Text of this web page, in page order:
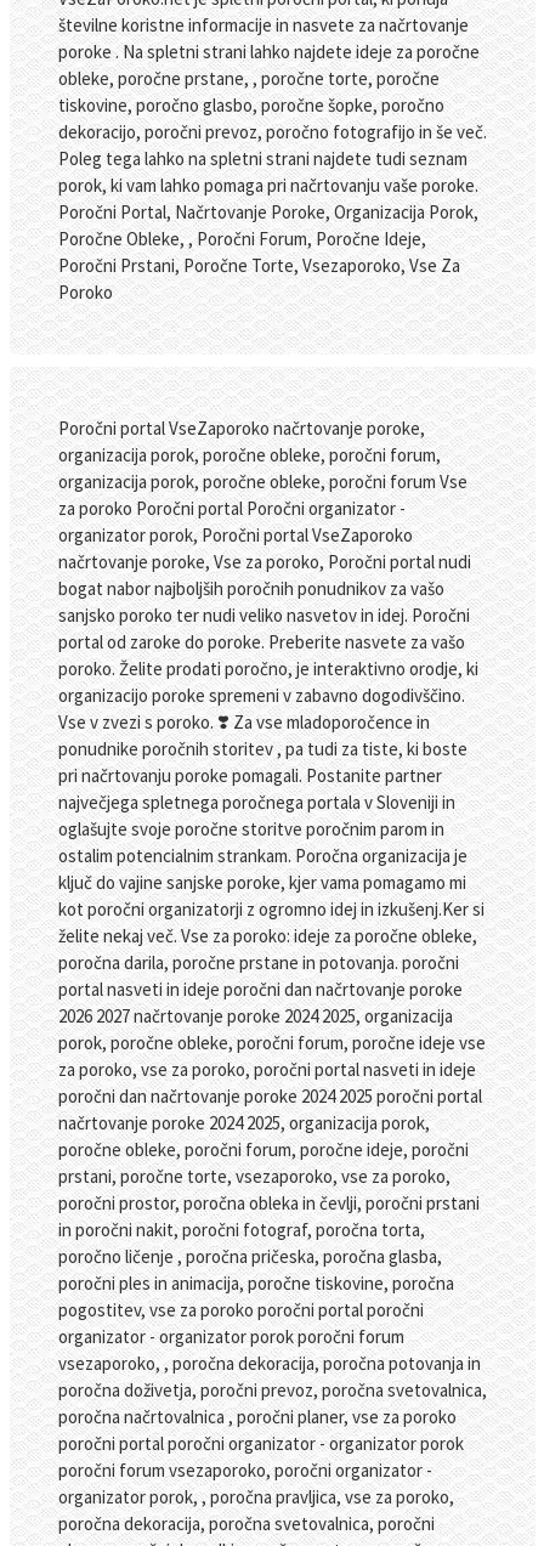
številne koristne informacije in nasvete za načrtovanje
poroke . Na spletni strani lahko najdete ideje za poročne
obleke, poročne prstane, , poročne torte, poročne
tiskovine, poročno glasbo, poročne šopke, poročno
dekoracijo, poročni prevoz, poročno fotografijo in še več.
Poleg tega lahko na spletni strani najdete tudi seznam
porok, ki vam lahko pomaga pri načrtovanju vaše poroke.
Poročni Portal, Načrtovanje Poroke, Organizacija Porok,
Poročne Obleke, , Poročni Forum, Poročne Ideje,
Poročni Prstani, Poročne Torte, Vsezaporoko, Vse Za
Poroko
Poročni portal VseZaporoko načrtovanje poroke,
organizacija porok, poročne obleke, poročni forum,
organizacija porok, poročne obleke, poročni forum Vse
za poroko Poročni portal Poročni organizator -
organizator porok, Poročni portal VseZaporoko
načrtovanje poroke, Vse za poroko, Poročni portal nudi
bogat nabor najboljših poročnih ponudnikov za vašo
sanjsko poroko ter nudi veliko nasvetov in idej. Poročni
portal od zaroke do poroke. Preberite nasvete za vašo
poroko. Želite prodati poročno, je interaktivno orodje, ki
organizacijo poroke spremeni v zabavno dogodivščino.
Vse v zvezi s poroko. ❣️ Za vse mladoporočence in
ponudnike poročnih storitev , pa tudi za tiste, ki boste
pri načrtovanju poroke pomagali. Postanite partner
največjega spletnega poročnega portala v Sloveniji in
oglašujte svoje poročne storitve poročnim parom in
ostalim potencialnim strankam. Poročna organizacija je
ključ do vajine sanjske poroke, kjer vama pomagamo mi
kot poročni organizatorji z ogromno idej in izkušenj.Ker si
želite nekaj več. Vse za poroko: ideje za poročne obleke,
poročna darila, poročne prstane in potovanja. poročni
portal nasveti in ideje poročni dan načrtovanje poroke
2026 2027 načrtovanje poroke 2024 2025, organizacija
porok, poročne obleke, poročni forum, poročne ideje vse
za poroko, vse za poroko, poročni portal nasveti in ideje
poročni dan načrtovanje poroke 2024 2025 poročni portal
načrtovanje poroke 2024 2025, organizacija porok,
poročne obleke, poročni forum, poročne ideje, poročni
prstani, poročne torte, vsezaporoko, vse za poroko,
poročni prostor, poročna obleka in čevlji, poročni prstani
in poročni nakit, poročni fotograf, poročna torta,
poročno ličenje , poročna pričeska, poročna glasba,
poročni ples in animacija, poročne tiskovine, poročna
pogostitev, vse za poroko poročni portal poročni
organizator - organizator porok poročni forum
vsezaporoko, , poročna dekoracija, poročna potovanja in
poročna doživetja, poročni prevoz, poročna svetovalnica,
poročna načrtovalnica , poročni planer, vse za poroko
poročni portal poročni organizator - organizator porok
poročni forum vsezaporoko, poročni organizator -
organizator porok, , poročna pravljica, vse za poroko,
poročna dekoracija, poročna svetovalnica, poročni